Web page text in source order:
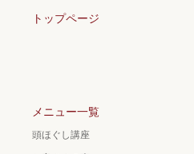
トップページ
メニュー一覧
頭ほぐし講座